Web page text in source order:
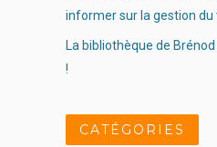
informer sur la gestion du
La bibliothèque de
!
CATÉGORIES